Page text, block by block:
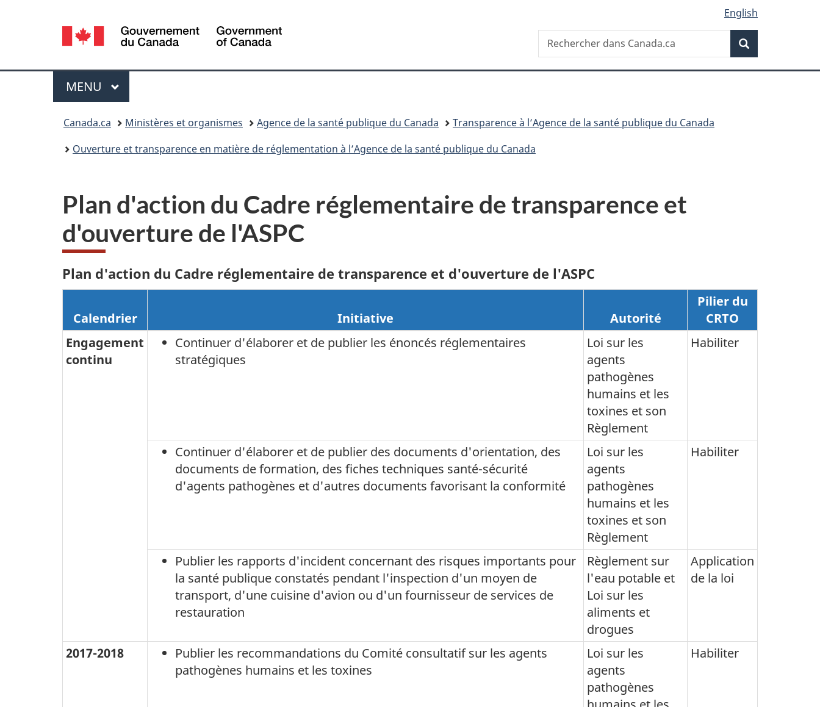
sujet
HTML
Sélection
de
la
langue
English
Canada
Recherche
Rechercher
dans
Menu
MENU PRINCIPAL
Canada.ca Ministères et organismes Agence de la santé publique du Canada
Transparence à l’Agence de la santé publique du Canada
Ouverture et transparence en matière de réglementation à l’Agence de la santé publique du Canada
Plan d'action du Cadre réglementaire de transparence et
d'ouverture de l'ASPC
Plan d'action du Cadre réglementaire de transparence et d'ouverture de l'ASPC
Calendrier Initiative Autorité
Pilier du
CRTO
Engagement
continu
Continuer d'élaborer et de publier les énoncés réglementaires
stratégiques
Loi sur les
agents
pathogènes
humains et les
toxines et son
Règlement
Habiliter
Continuer d'élaborer et de publier des documents d'orientation, des
documents de formation, des fiches techniques santé-sécurité
d'agents pathogènes et d'autres documents favorisant la conformité
Loi sur les
agents
pathogènes
humains et les
toxines et son
Règlement
Habiliter
Publier les rapports d'incident concernant des risques importants pour
la santé publique constatés pendant l'inspection d'un moyen de
transport, d'une cuisine d'avion ou d'un fournisseur de services de
restauration
Règlement sur
l'eau potable et
Loi sur les
aliments et
drogues
Application
de la loi
2017-2018
Publier les recommandations du Comité consultatif sur les agents
pathogènes humains et les toxines
Loi sur les
agents
pathogènes
Habiliter